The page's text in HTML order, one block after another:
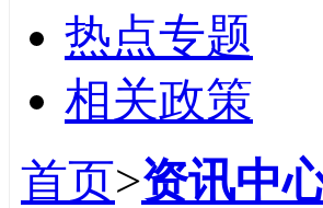
热点专题
相关政策
首页>资讯中